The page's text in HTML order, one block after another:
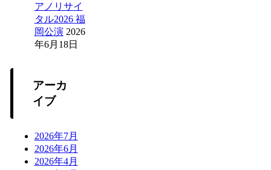
アノリサイ
タル2026 福
岡公演 2026
年6月18日
アーカ
イブ
2026年7月
2026年6月
2026年4月